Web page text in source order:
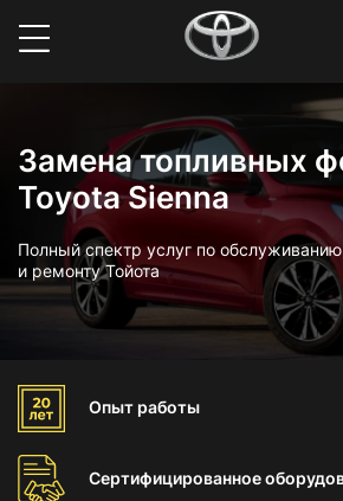
Замена топливных
Toyota Sienna
Полный спектр услуг по
и ремонту Тойота
Опыт работы
Сертифицированное